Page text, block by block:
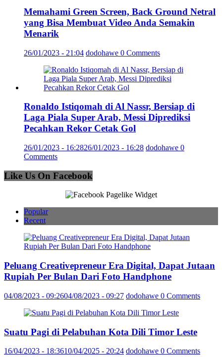
Memahami Green Screen, Back Ground Netral
yang Bisa Membuat Video Anda Semakin
Menarik
26/01/2023 - 21:04 dodohawe 0 Comments
Ronaldo Istiqomah di Al Nassr, Bersiap di
Laga Piala Super Arab, Messi Diprediksi
Pecahkan Rekor Cetak Gol
26/01/2023 - 16:2826/01/2023 - 16:28 dodohawe 0
Comments
Like Us On Facebook
Popular
Recent
Peluang Creativepreneur Era Digital, Dapat Jutaan
Rupiah Per Bulan Dari Foto Handphone
04/08/2023 - 09:2604/08/2023 - 09:27 dodohawe 0 Comments
Suatu Pagi di Pelabuhan Kota Dili Timor Leste
16/04/2023 - 18:3610/04/2025 - 20:24 dodohawe 0 Comments